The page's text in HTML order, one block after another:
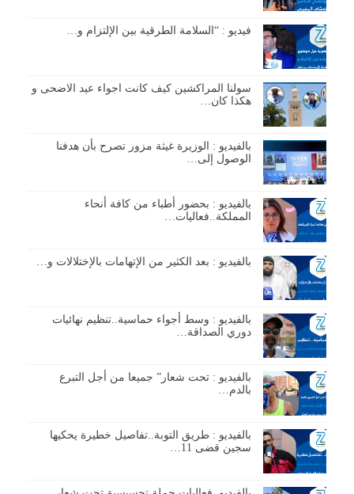
فيديو : “السلامة الطرقية بين الإلتزام و…
سولنا المراكشين كيف كانت اجواء عيد الاضحى و
هكذا كان…
بالفيديو : الوزيرة غيثة مزور تصرح بأن هدفنا
الوصول إلى…
بالفيديو : بحضور أطباء من كافة أنحاء
المملكة..فعاليات…
بالفيديو : بعد الكثير من الإتهامات بالإختلالات و…
بالفيديو : وسط أجواء حماسية..تنظيم نهائيات
دوري الصداقة…
بالفيديو : تحت شعار” جميعا من أجل التبرع
بالدم…
بالفيديو : طريق التوبة..تفاصيل خطيرة يحكيها
سجين قضى 11…